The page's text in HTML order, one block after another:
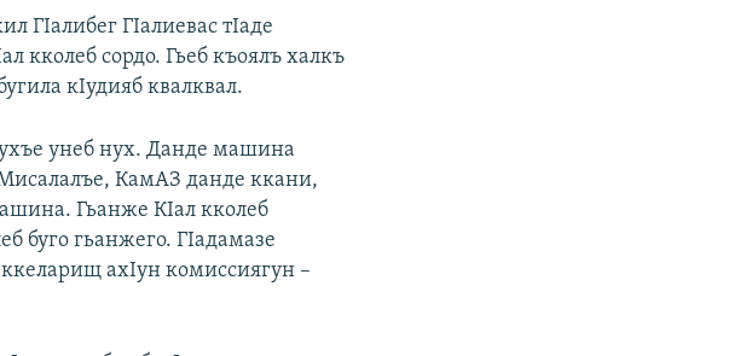
ГIалибег ГIалиевас тIаде
кколеб сордо. Гьеб къоялъ халкъ
кIудияб квалквал.
унеб нух. Данде машина
КамАЗ данде ккани,
Гьанже КIал кколеб
буго гьанжего. ГIадамазе
ахIун комиссиягун –